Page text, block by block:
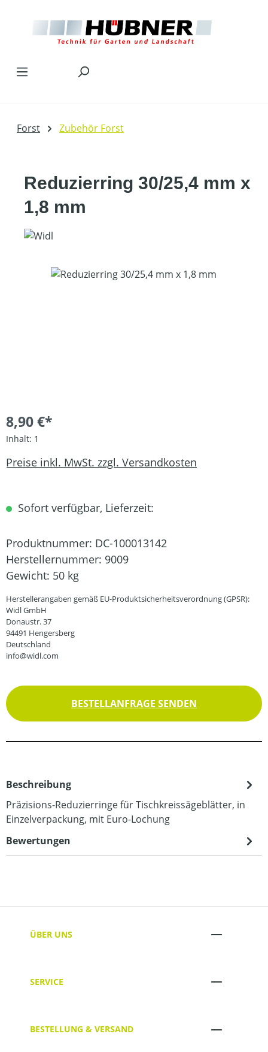
Forst Zubehör Forst
Reduzierring 30/25,4 mm x
1,8 mm
Bildergalerie überspringen
8,90 €*
Inhalt: 1
Preise inkl. MwSt. zzgl. Versandkosten
Sofort verfügbar, Lieferzeit:
Produktnummer: DC-100013142
Herstellernummer: 9009
Gewicht: 50 kg
Herstellerangaben gemäß EU-Produktsicherheitsverordnung (GPSR):
Widl GmbH
Donaustr. 37
94491 Hengersberg
Deutschland
info@widl.com
BESTELLANFRAGE SENDEN
Beschreibung
Präzisions-Reduzierringe für Tischkreissägeblätter, in
Einzelverpackung, mit Euro-Lochung
Bewertungen
ÜBER UNS
SERVICE
BESTELLUNG & VERSAND